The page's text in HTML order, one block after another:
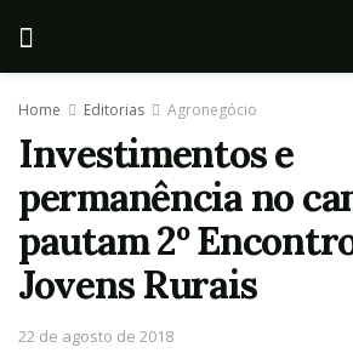
Home Editorias Agronegócio
Investimentos e
permanência no
pautam 2º
Jovens Rurais
22 de agosto de 2018